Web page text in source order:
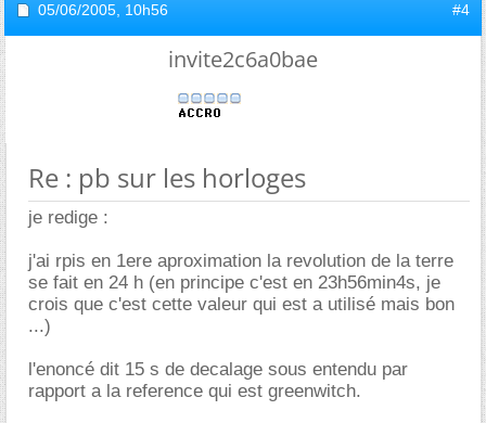
05/06/2005, 10h56 #4
invite2c6a0bae
Re : pb sur les horloges
je redige :
j'ai rpis en 1ere aproximation la revolution de la terre
se fait en 24 h (en principe c'est en 23h56min4s, je
crois que c'est cette valeur qui est a utilisé mais bon
...)
l'enoncé dit 15 s de decalage sous entendu par
rapport a la reference qui est greenwitch.